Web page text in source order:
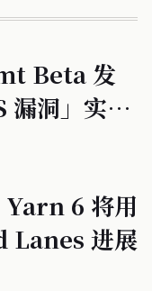
Beta 发
洞」实为
6 将用
Lanes 进展